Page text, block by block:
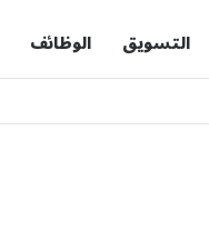
التسويق الوظائف